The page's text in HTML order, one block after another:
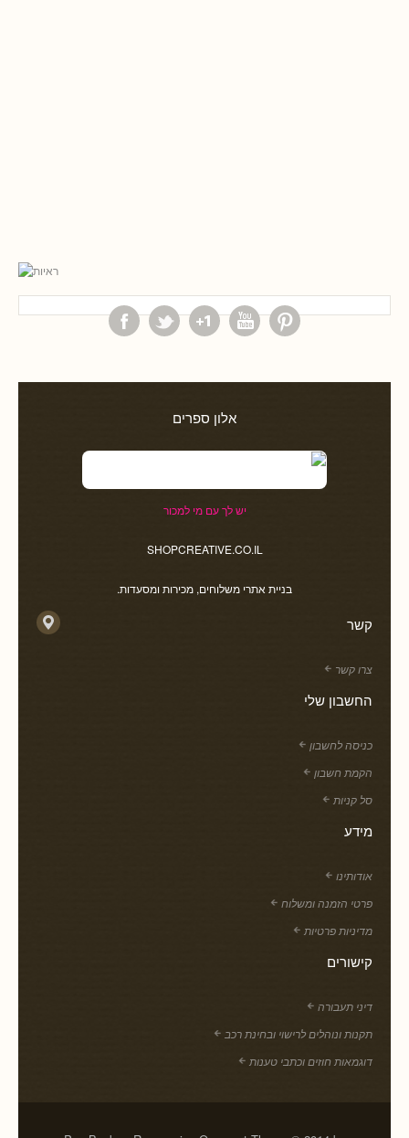
אלון ספרים
יש לך עם מי למכור
SHOPCREATIVE.CO.IL
בניית אתרי משלוחים, מכירות ומסעדות.
קשר
צרו קשר
החשבון שלי
כניסה לחשבון
הקמת חשבון
סל קניות
מידע
אודותינו
פרטי הזמנה ומשלוח
מדיניות פרטיות
קישורים
דיני תעבורה
תקנות ונוהלים לרישוי ובחינת רכב
דוגמאות חוזים וכתבי טענות